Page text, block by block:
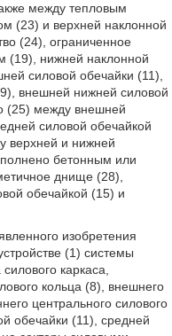
между тепловым
(23) и верхней наклонной
(24), ограниченное
(19), нижней наклонной
силовой обечайки (11),
внешней нижней силовой
(25) между внешней
силовой обечайкой
верхней и нижней
бетонным или
днище (28),
обечайкой (15) и
изобретения
(1) системы
каркаса,
кольца (8), внешнего
центрального силового
обечайки (11), средней